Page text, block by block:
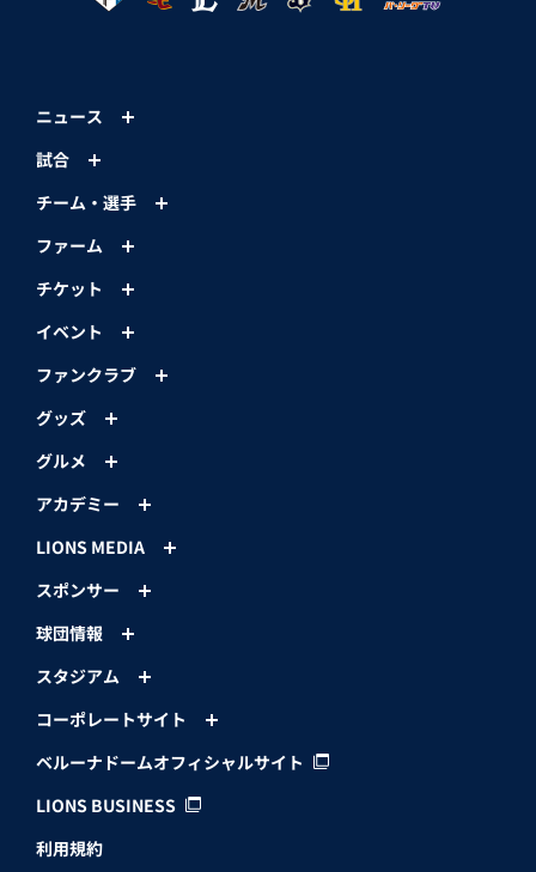
ニュース
試合
チーム・選手
ファーム
チケット
イベント
ファンクラブ
グッズ
グルメ
アカデミー
LIONS MEDIA
スポンサー
球団情報
スタジアム
コーポレートサイト
ベルーナドームオフィシャルサイト
LIONS BUSINESS
利用規約